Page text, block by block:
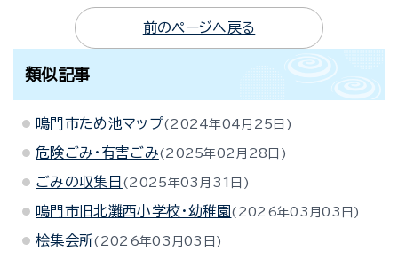
前のページへ戻る
類似記事
鳴門市ため池マップ 2024年04月25日
危険ごみ・有害ごみ 2025年02月28日
ごみの収集日 2025年03月31日
鳴門市旧北灘西小学校・幼稚園 2026年03月03日
桧集会所 2026年03月03日